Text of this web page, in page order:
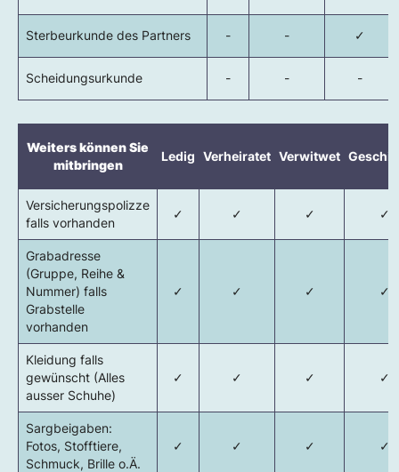
Sterbeurkunde des Partners - - ✓
Scheidungsurkunde - - -
Weiters können Sie
mitbringen
Ledig Verheiratet Verwitwet
Versicherungspolizze
falls vorhanden
✓ ✓ ✓ ✓
Grabadresse
(Gruppe, Reihe &
Nummer) falls
Grabstelle
vorhanden
✓ ✓ ✓ ✓
Kleidung falls
gewünscht (Alles
ausser Schuhe)
✓ ✓ ✓ ✓
Sargbeigaben:
Fotos, Stofftiere,
Schmuck, Brille o.Ä.
✓ ✓ ✓ ✓